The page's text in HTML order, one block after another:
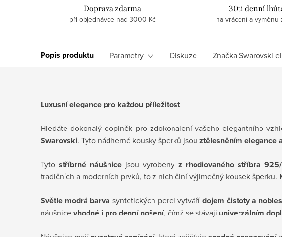
Doprava zdarma
při objednávce nad 3000 Kč
30ti denní
na vrácení a výměnu
Popis produktu Parametry Diskuze ZnačkaSwarovski
Luxusní elegance pro každou příležitost
Hledáte dokonalý doplněk pro zdokonalení vašeho elegantního
Swarovski. Tyto nádherné kousky šperků jsou ztělesněním elegance
Tytostříbrné náušnicejsou vyrobeny z rhodiovaného stříbra
tradičních a moderních prvků, to z nich činí výjimečný kousek šperku.
Světle modrá barva syntetických perel vytvářídojem čistoty a
náušnicevhodné i pro denní nošení, čímž se stávajíuniverzálním